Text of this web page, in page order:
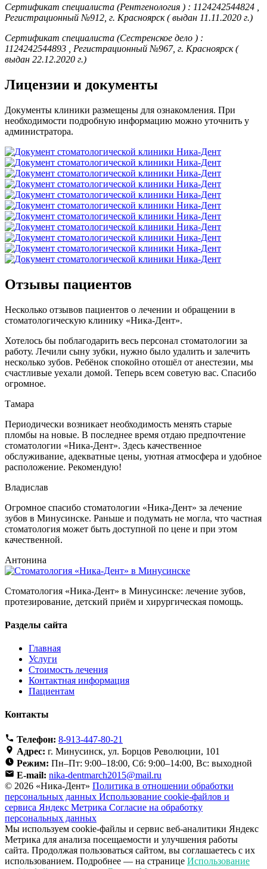
Сертификат специалиста (Рентгенология ) : 1124242544824 ,
Регистрационный №912, г. Красноярск ( выдан 11.11.2020 г.)
Сертификат специалиста (Сестренское дело ) :
1124242544893 , Регистрационный №967, г. Красноярск (
выдан 22.12.2020 г.)
Лицензии и документы
Документы клиники размещены для ознакомления. При
необходимости подробную информацию можно уточнить у
администратора.
Отзывы пациентов
Несколько отзывов пациентов о лечении и обращении в
стоматологическую клинику «Ника-Дент».
Хотелось бы поблагодарить весь персонал стоматологии за
работу. Лечили сыну зубки, нужно было удалить и залечить
несколько зубов. Ребёнок спокойно отошёл от анестезии, мы
счастливые уехали домой. Теперь всем советую вас. Спасибо
огромное.
Тамара
Периодически возникает необходимость менять старые
пломбы на новые. В последнее время отдаю предпочтение
стоматологии «Ника-Дент». Здесь качественное
обслуживание, адекватные цены, уютная атмосфера и удобное
расположение. Рекомендую!
Владислав
Огромное спасибо стоматологии «Ника-Дент» за лечение
зубов в Минусинске. Раньше и подумать не могла, что частная
стоматология может быть доступной по цене и при этом
качественной.
Антонина
Стоматология «Ника-Дент» в Минусинске: лечение зубов,
протезирование, детский приём и хирургическая помощь.
Разделы сайта
Главная
Услуги
Стоимость лечения
Контактная информация
Пациентам
Контакты
Телефон: 8-913-447-80-21
Адрес: г. Минусинск, ул. Борцов Революции, 101
Режим: Пн–Пт: 9:00–18:00, Сб: 9:00–14:00, Вс: выходной
E-mail: nika-dentmarch2015@mail.ru
© 2026 «Ника-Дент» Политика в отношении обработки
персональных данных Использование cookie-файлов и
сервиса Яндекс Метрика Согласие на обработку
персональных данных
Мы используем cookie-файлы и сервис веб-аналитики Яндекс
Метрика для анализа посещаемости и улучшения работы
сайта. Продолжая пользоваться сайтом, вы соглашаетесь с их
использованием. Подробнее — на странице Использование